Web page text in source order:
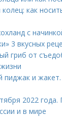
как
с
3 вкусных
гриб от
пиджак и
2022 года.
и в мире